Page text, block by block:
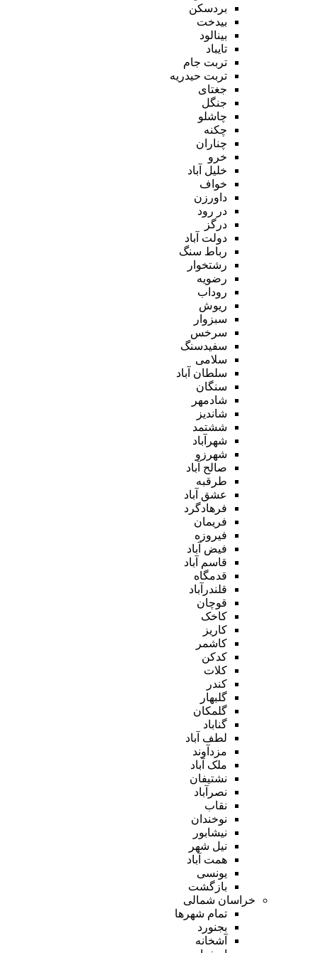
بردسکن
بیدخت
بینالود
تایباد
تربت جام
تربت حیدریه
جغتای
جنگل
چاشلو
چکنه
چناران
خرو
خلیل آباد
خواف
داورزن
در رود
درگز
دولت آباد
رباط سنگ
رشتخوار
رضویه
روداب
ریوش
سبزوار
سرخس
سفیدسنگ
سلامی
سلطان آباد
سنگان
شادمهر
شاندیز
ششتمد
شهرآباد
شهرزو
صالح آباد
طرقبه
عشق آباد
فرهادگرد
فریمان
فیروزه
فیض آباد
قاسم آباد
قدمگاه
قلندرآباد
قوچان
کاخک
کاریز
کاشمر
کدکن
کلات
کندر
گلبهار
گلمکان
گناباد
لطف آباد
مزدآوند
ملک آباد
نشتیفان
نصرآباد
نقاب
نوخندان
نیشابور
نیل شهر
همت آباد
یونسی
بازگشت
خراسان شمالی
تمام شهر‌ها
بجنورد
آشخانه